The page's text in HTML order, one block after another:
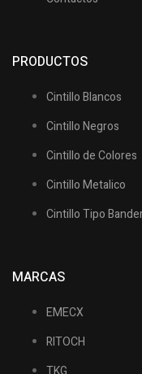
PRODUCTOS
Cintillo Blancos
Cintillo Negros
Cintillo de Colores
Cintillo Metalico
Cintillo Tipo
MARCAS
EMECX
RITOCH